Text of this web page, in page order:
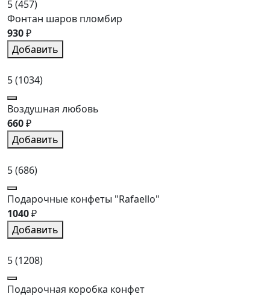
5(457)
Фонтан шаров пломбир
930₽
Добавить
5(1034)
Воздушная любовь
660₽
Добавить
5(686)
Подарочные конфеты "Rafaello"
1040₽
Добавить
5(1208)
Подарочная коробка конфет